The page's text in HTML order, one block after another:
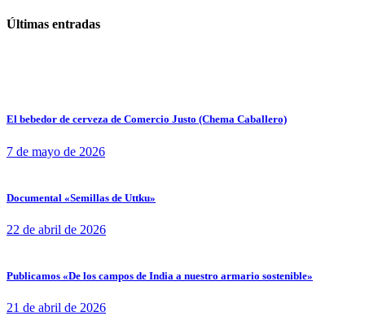
Últimas entradas
El bebedor de cerveza de Comercio Justo (Chema Caballero)
7 de mayo de 2026
Documental «Semillas de Uttku»
22 de abril de 2026
Publicamos «De los campos de India a nuestro armario sostenible»
21 de abril de 2026